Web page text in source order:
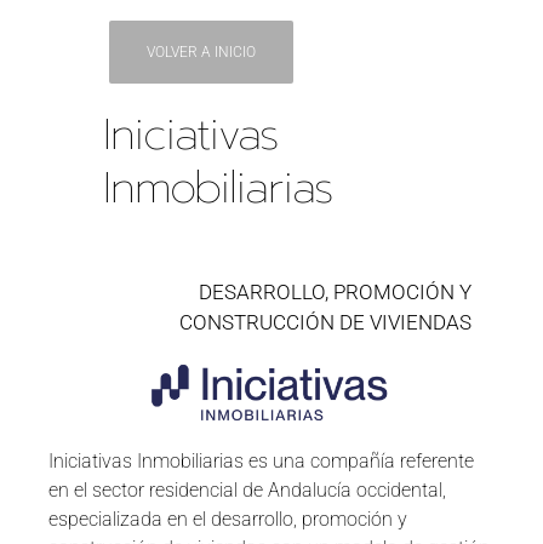
VOLVER A INICIO
Iniciativas
Inmobiliarias
DESARROLLO, PROMOCIÓN Y
CONSTRUCCIÓN DE VIVIENDAS
Iniciativas Inmobiliarias es una compañía referente
en el sector residencial de Andalucía occidental,
especializada en el desarrollo, promoción y